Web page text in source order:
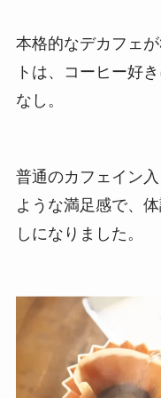
本格的なデカフェ
トは、コーヒー好
なし。
普通のカフェイン
ような満足感で、
しになりました。